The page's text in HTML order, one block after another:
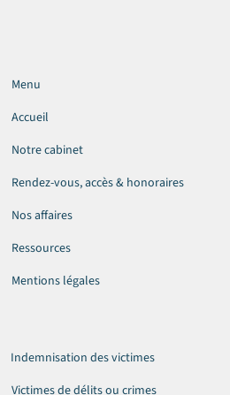
Menu
Accueil
Notre cabinet
Rendez-vous, accès & honoraires
Nos affaires
Ressources
Mentions légales
Indemnisation des victimes
Victimes de délits ou crimes